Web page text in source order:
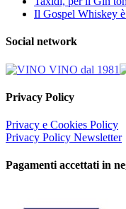
Il Gospel Whiskey
Social network
Privacy Policy
Privacy e Cookies Policy
Privacy Policy Newsletter
Pagamenti accettati in